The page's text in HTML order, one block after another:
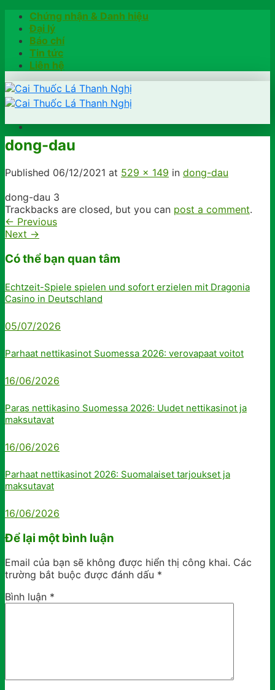
Skip
content
Chứng nhận & Danh hiệu
Đại lý
Báo chí
Tin tức
Liên hệ
Trang chủ
Khách hàng chia sẻ
Đặt hàng
Hotline: 0902791922
dong-dau
Published 06/12/2021 at 529 × 149 in dong-dau
dong-dau 3
Trackbacks are closed, but you can post a comment.
← Previous
Next →
Có thể bạn quan tâm
Echtzeit-Spiele spielen und sofort erzielen mit Dragonia
Casino in Deutschland
05/07/2026
Parhaat nettikasinot Suomessa 2026: verovapaat voitot
16/06/2026
Paras nettikasino Suomessa 2026: Uudet nettikasinot ja
maksutavat
16/06/2026
Parhaat nettikasinot 2026: Suomalaiset tarjoukset ja
maksutavat
16/06/2026
Để lại một bình luận
Email của bạn sẽ không được hiển thị công khai. Các
trường bắt buộc được đánh dấu *
Bình luận *